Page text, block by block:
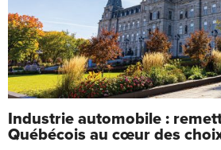
Industrie automobile :
Québécois au cœur des